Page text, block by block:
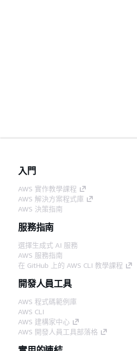
入門
AWS 實作教學課程
AWS 解決方案程式庫
AWS 決策指南
服務指南
選擇生成式 AI 服務
AWS 服務指南
在 GitHub 上的 AWS CLI 教學課程
開發人員工具
AWS 程式碼範例庫
AWS CLI
AWS 建構家中心
AWS 開發人員工具部落格